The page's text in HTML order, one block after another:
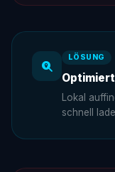
LÖSUNG
Lokal
schnell